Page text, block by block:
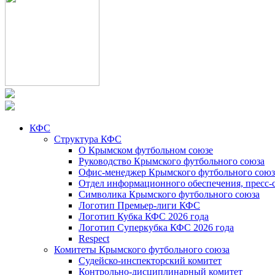
КФС
Структура КФС
О Крымском футбольном союзе
Руководство Крымского футбольного союза
Офис-менеджер Крымского футбольного
Отдел информационного обеспечения, пресс-
Символика Крымского футбольного союза
Логотип Премьер-лиги КФС
Логотип Кубка КФС 2026 года
Логотип Суперкубка КФС 2026 года
Respect
Комитеты Крымского футбольного союза
Судейско-инспекторский комитет
Контрольно-дисциплинарный комитет